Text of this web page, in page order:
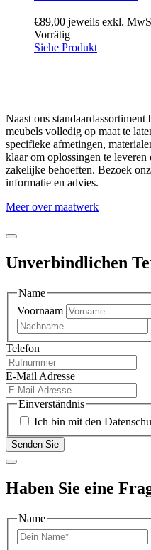
€89,00 jeweils exkl.
Vorrätig
Siehe Produkt
Naast ons
meubels volledig op maat te
specifieke afmetingen,
klaar om oplossingen te
zakelijke behoeften. Bezoek
informatie en advies.
Meer over maatwerk
Unverbindlichen
Name
Voornaam
Telefon
E-Mail Adresse
Einverständnis
Ich bin mit den
Haben Sie eine
Name